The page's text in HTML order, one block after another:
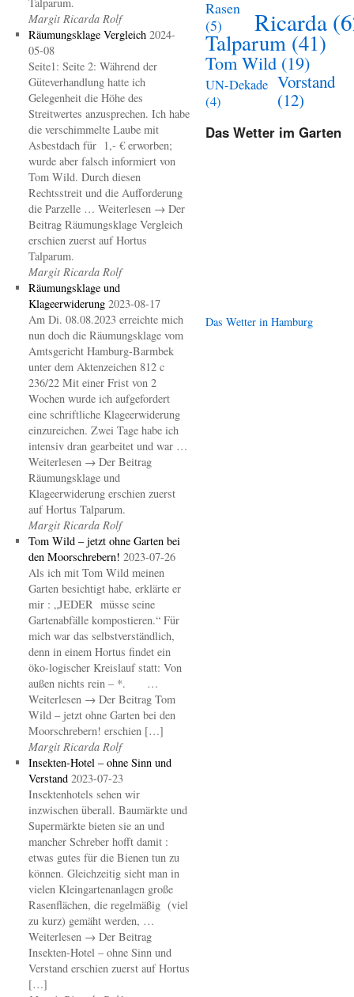
Margit Ricarda Rolf
Räumungsklage Vergleich 2024-
05-08
Seite1: Seite 2: Während der
Güteverhandlung hatte ich
Gelegenheit die Höhe des
Streitwertes anzusprechen. Ich habe
die verschimmelte Laube mit
Asbestdach für 1,- € erworben;
wurde aber falsch informiert von
Tom Wild. Durch diesen
Rechtsstreit und die Aufforderung
die Parzelle … Weiterlesen → Der
Beitrag Räumungsklage Vergleich
erschien zuerst auf Hortus
Talparum.
Margit Ricarda Rolf
Räumungsklage und
Klageerwiderung 2023-08-17
Am Di. 08.08.2023 erreichte mich
nun doch die Räumungsklage vom
Amtsgericht Hamburg-Barmbek
unter dem Aktenzeichen 812 c
236/22 Mit einer Frist von 2
Wochen wurde ich aufgefordert
eine schriftliche Klageerwiderung
einzureichen. Zwei Tage habe ich
intensiv dran gearbeitet und war …
Weiterlesen → Der Beitrag
Räumungsklage und
Klageerwiderung erschien zuerst
auf Hortus Talparum.
Margit Ricarda Rolf
Tom Wild – jetzt ohne Garten bei
den Moorschrebern! 2023-07-26
Als ich mit Tom Wild meinen
Garten besichtigt habe, erklärte er
mir : „JEDER müsse seine
Gartenabfälle kompostieren.“ Für
mich war das selbstverständlich,
denn in einem Hortus findet ein
öko-logischer Kreislauf statt: Von
außen nichts rein – *. …
Weiterlesen → Der Beitrag Tom
Wild – jetzt ohne Garten bei den
Moorschrebern! erschien […]
Margit Ricarda Rolf
Insekten-Hotel – ohne Sinn und
Verstand 2023-07-23
Insektenhotels sehen wir
inzwischen überall. Baumärkte und
Supermärkte bieten sie an und
mancher Schreber hofft damit :
etwas gutes für die Bienen tun zu
können. Gleichzeitig sieht man in
vielen Kleingartenanlagen große
Rasenflächen, die regelmäßig (viel
zu kurz) gemäht werden, …
Weiterlesen → Der Beitrag
Insekten-Hotel – ohne Sinn und
Verstand erschien zuerst auf Hortus
[…]
Rasen
(5)
Ricarda
Talparum (41)
Tom Wild (19)
UN-Dekade
(4)
Vorstand
(12)
Das Wetter im Garten
Das Wetter in Hamburg